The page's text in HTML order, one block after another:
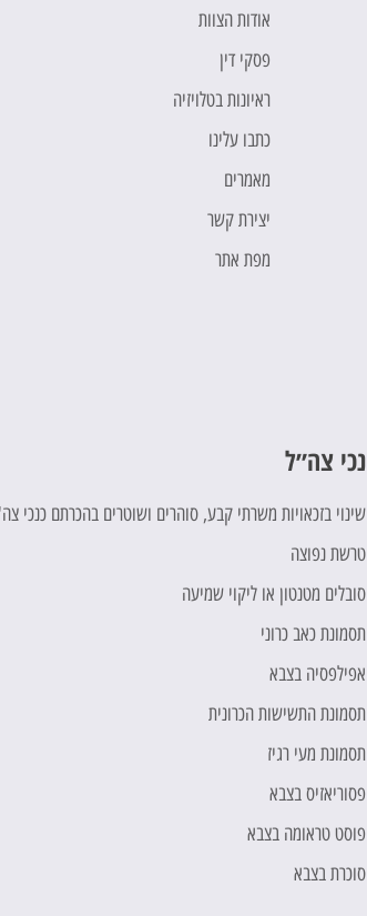
אודות הצוות
פסקי דין
ראיונות בטלויזיה
כתבו עלינו
מאמרים
יצירת קשר
מפת אתר
נכי צה״ל
שינוי בזכאויות משרתי קבע, סוהרים ושוטרים בהכרתם כנכי
טרשת נפוצה
סובלים מטנטון או ליקוי שמיעה
תסמונת כאב כרוני
אפילפסיה בצבא
תסמונת התשישות הכרונית
תסמונת מעי רגיז
פסוריאזיס בצבא
פוסט טראומה בצבא
סוכרת בצבא